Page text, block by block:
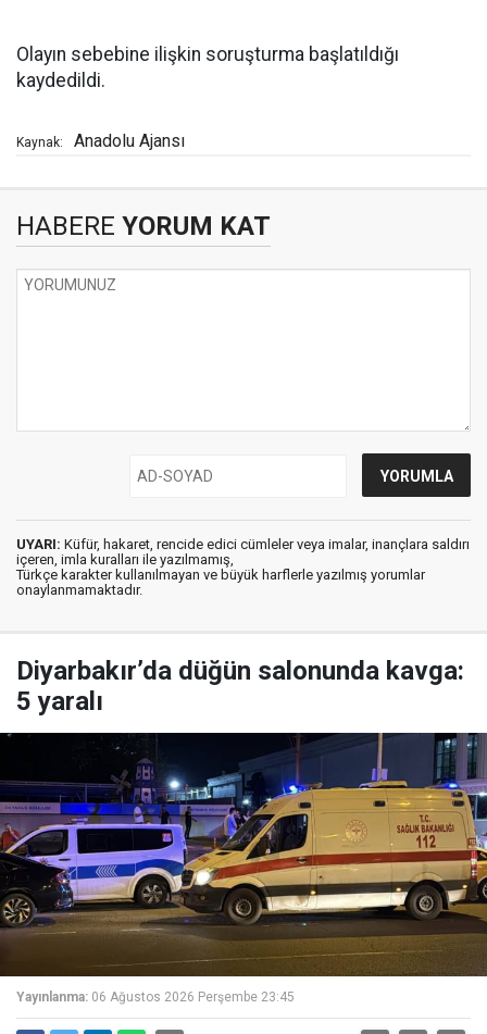
Olayın sebebine ilişkin soruşturma başlatıldığı
kaydedildi.
Kaynak: Anadolu Ajansı
HABERE YORUM KAT
UYARI: Küfür, hakaret, rencide edici cümleler veya imalar, inançlara saldırı
içeren, imla kuralları ile yazılmamış,
Türkçe karakter kullanılmayan ve büyük harflerle yazılmış yorumlar
onaylanmamaktadır.
Diyarbakır’da düğün salonunda kavga:
5 yaralı
Yayınlanma: 06 Ağustos 2026 Perşembe 23:45